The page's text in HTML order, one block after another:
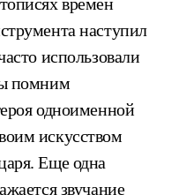
наступил
использовали
помним
одноименной
искусством
Еще одна
звучание